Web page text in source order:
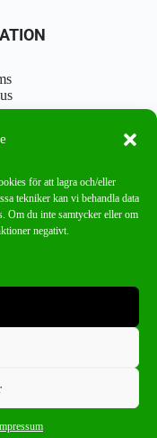
för att lagra och/eller
tekniker kan vi behandla data
Om du inte samtycker eller om
negativt.